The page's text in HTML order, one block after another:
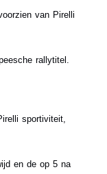
van Pirelli
rallytitel.
sportiviteit,
en de op 5 na